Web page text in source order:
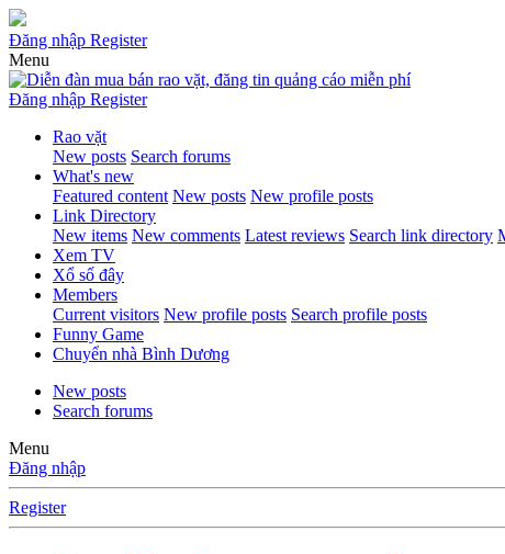
Đăng nhập Register
Menu
Đăng nhập Register
Rao vặt
New posts Search forums
What's new
Featured content New posts New profile posts
Link Directory
New items New comments Latest reviews Search link directory
Xem TV
Xổ số đây
Members
Current visitors New profile posts Search profile posts
Funny Game
Chuyển nhà Bình Dương
New posts
Search forums
Menu
Đăng nhập
Register